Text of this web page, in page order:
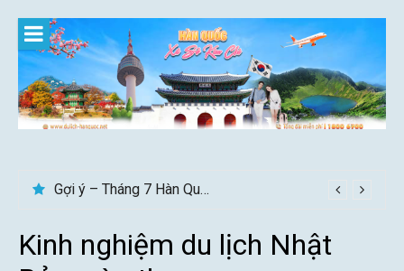
content
Gợi ý – Tháng 7 Hàn Quốc nên đi đâu, mặc gì đẹp?
Kinh nghiệm du lịch Nhật